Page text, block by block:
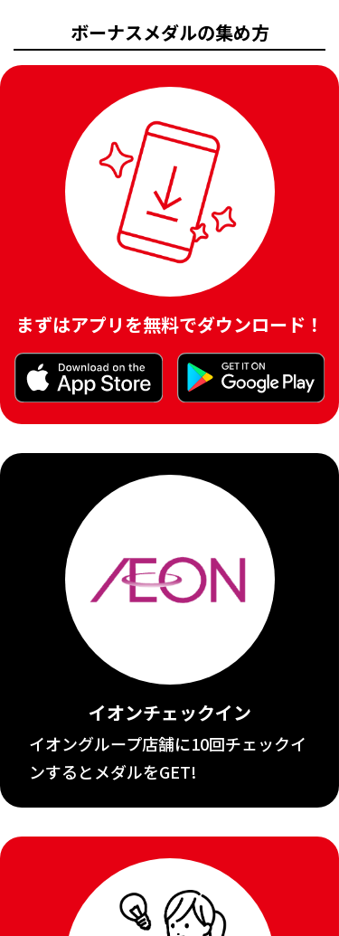
ボーナスメダルの集め方
まずはアプリを無料でダウンロード！
イオンチェックイン
イオングループ店舗に10回チェックイ
ンするとメダルをGET!